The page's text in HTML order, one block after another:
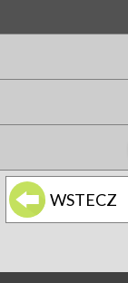
WSTECZ